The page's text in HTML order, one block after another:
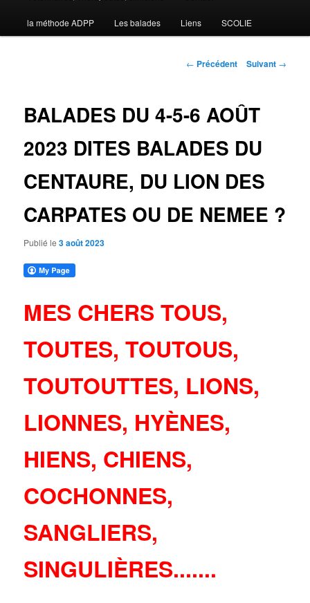
contenu
la méthode ADPP Les balades Liens SCOLIE
Navigation
← Précédent Suivant →
BALADES DU 4-5-6 AOÛT
2023 DITES BALADES DU
CENTAURE, DU LION DES
CARPATES OU DE NEMEE ?
Publié le3 août 2023
MES CHERS TOUS,
TOUTES, TOUTOUS,
TOUTOUTTES, LIONS,
LIONNES, HYÈNES,
HIENS, CHIENS,
COCHONNES,
SANGLIERS,
SINGULIÈRES.......